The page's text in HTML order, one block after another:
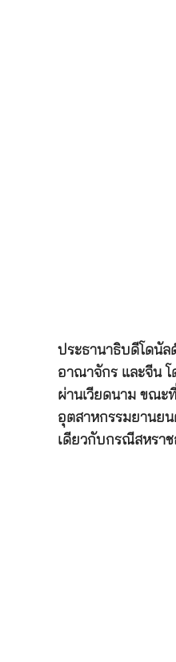
ประธานาธิบดีโดนัล
อาณาจักร และจีน โ
ผ่านเวียดนาม ขณะ
อุตสาหกรรมยานยน
เดียวกับกรณีสหรา